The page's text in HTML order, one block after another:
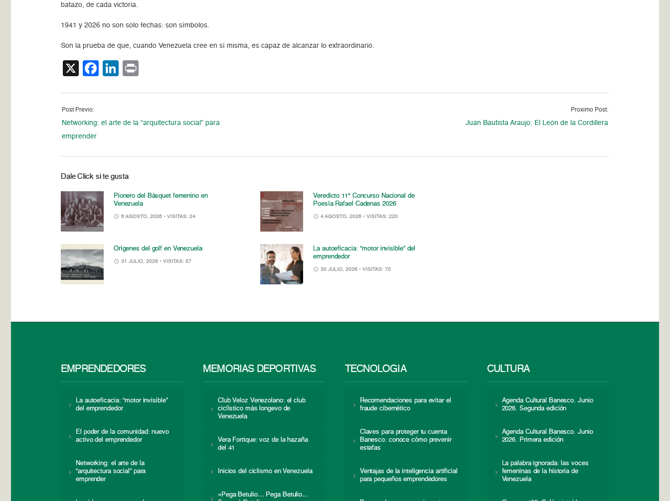
batazo, de cada victoria.
1941 y 2026 no son solo fechas: son símbolos.
Son la prueba de que, cuando Venezuela cree en sí misma, es capaz de alcanzar lo extraordinario.
X Facebook
LinkedIn
Post Previo:
Networking: el arte de la “arquitectura social” para
emprender
Proximo Post:
Juan Bautista Araujo: El León de la Cordillera
Dale Click si te gusta
Pionero del Básquet femenino en
Venezuela
6 AGOSTO, 2026 • VISITAS: 24
Veredicto 11° Concurso Nacional de
Poesía Rafael Cadenas 2026
4 AGOSTO, 2026 • VISITAS: 220
Orígenes del golf en Venezuela
31 JULIO, 2026 • VISITAS: 57
La autoeficacia: “motor invisible” del
emprendedor
30 JULIO, 2026 • VISITAS: 70
EMPRENDEDORES
La autoeficacia: “motor invisible”
del emprendedor
El poder de la comunidad: nuevo
activo del emprendedor
Networking: el arte de la
“arquitectura social” para
emprender
MEMORIAS DEPORTIVAS
Club Veloz Venezolano: el club
ciclístico más longevo de
Venezuela
Vera Fortique: voz de la hazaña
del 41
Inicios del ciclismo en Venezuela
«Pega Betulio… Pega Betulio…
TECNOLOGÍA
Recomendaciones para evitar el
fraude cibernético
Claves para proteger tu cuenta
Banesco: conoce cómo prevenir
estafas
Ventajas de la inteligencia artificial
para pequeños emprendedores
CULTURA
Agenda Cultural Banesco. Junio
2026. Segunda edición
Agenda Cultural Banesco. Junio
2026. Primera edición
La palabra ignorada: las voces
femeninas de la historia de
Venezuela